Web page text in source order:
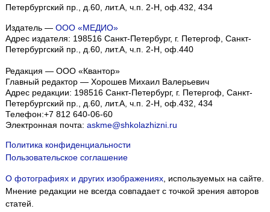
Петербургский пр., д.60, лит.А, ч.п. 2-Н, оф.432, 434
Издатель — ООО «МЕДИО»
Адрес издателя: 198516 Санкт-Петербург, г. Петергоф, Санкт-
Петербургский пр., д.60, лит.А, ч.п. 2-Н, оф.440
Редакция — ООО «Квантор»
Главный редактор — Хорошев Михаил Валерьевич
Адрес редакции: 198516 Санкт-Петербург, г. Петергоф Санкт-
Петербургский пр., д.60, лит.А, ч.п. 2-Н, оф.432, 434
Телефон:+7 812 640-06-60
Электронная почта: askme@shkolazhizni.ru
Политика конфиденциальности
Пользовательское соглашение
О фотографиях и других изображениях, используемых на сайте.
Мнение редакции не всегда совпадает с точкой зрения авторов
статей.